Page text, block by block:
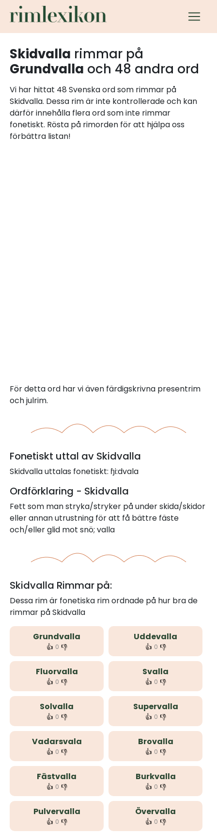
Skidvalla rimmar på
Grundvalla och 48 andra ord
Vi har hittat 48 Svenska ord som rimmar på
Skidvalla. Dessa rim är inte kontrollerade och kan
därför innehålla flera ord som inte rimmar
fonetiskt. Rösta på rimorden för att hjälpa oss
förbättra listan!
För detta ord har vi även färdigskrivna presentrim
och julrim.
Fonetiskt uttal av Skidvalla
Skidvalla uttalas fonetiskt: ɧi:dvala
Ordförklaring - Skidvalla
Fett som man stryka/stryker på under skida/skidor
eller annan utrustning för att få bättre fäste
och/eller glid mot snö; valla
Skidvalla Rimmar på:
Dessa rim är fonetiska rim ordnade på hur bra de
rimmar på Skidvalla
Grundvalla
👍 0 👎
Uddevalla
👍 0 👎
Fluorvalla
👍 0 👎
Svalla
👍 0 👎
Solvalla
👍 0 👎
Supervalla
👍 0 👎
Vadarsvala
👍 0 👎
Brovalla
👍 0 👎
Fästvalla
👍 0 👎
Burkvalla
👍 0 👎
Pulvervalla
👍 0 👎
Övervalla
👍 0 👎